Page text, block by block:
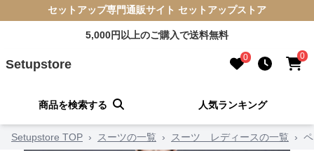
セットアップ専門通販サイト セットアップストア
5,000円以上のご購入で送料無料
Setupstore 0 0
商品を検索する 人気ランキング
Setupstore TOP › スーツの一覧 › スーツ レディースの一覧 ›